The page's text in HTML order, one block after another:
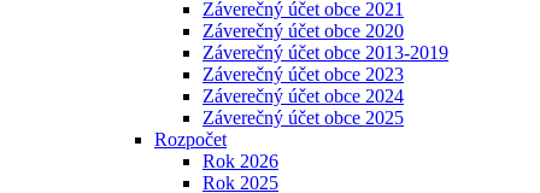
Záverečný účet obce 2021
Záverečný účet obce 2020
Záverečný účet obce 2013-2019
Záverečný účet obce 2023
Záverečný účet obce 2024
Záverečný účet obce 2025
Rozpočet
Rok 2026
Rok 2025